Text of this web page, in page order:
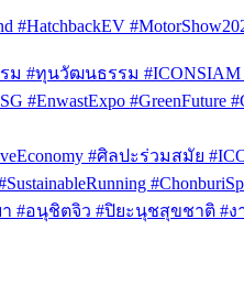
ม #ทุนวัฒนธรรม #ICONSIAM
#GreenFuture
#ศิลปะร่วมสมัย
ยา #อนุชิตจิว #ปิยะนุชสุขชาติ #